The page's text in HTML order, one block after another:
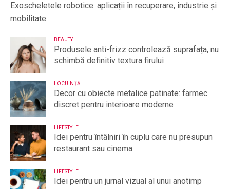
Exoscheletele robotice: aplicații în recuperare, industrie și
mobilitate
BEAUTY
Produsele anti-frizz controlează suprafața, nu
schimbă definitiv textura firului
LOCUINȚĂ
Decor cu obiecte metalice patinate: farmec
discret pentru interioare moderne
LIFESTYLE
Idei pentru întâlniri în cuplu care nu presupun
restaurant sau cinema
LIFESTYLE
Idei pentru un jurnal vizual al unui anotimp